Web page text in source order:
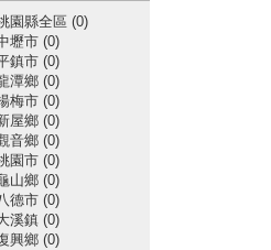
園縣全區 (0)
壢市 (0)
鎮市 (0)
潭鄉 (0)
梅市 (0)
屋鄉 (0)
音鄉 (0)
園市 (0)
山鄉 (0)
德市 (0)
溪鎮 (0)
興鄉 (0)